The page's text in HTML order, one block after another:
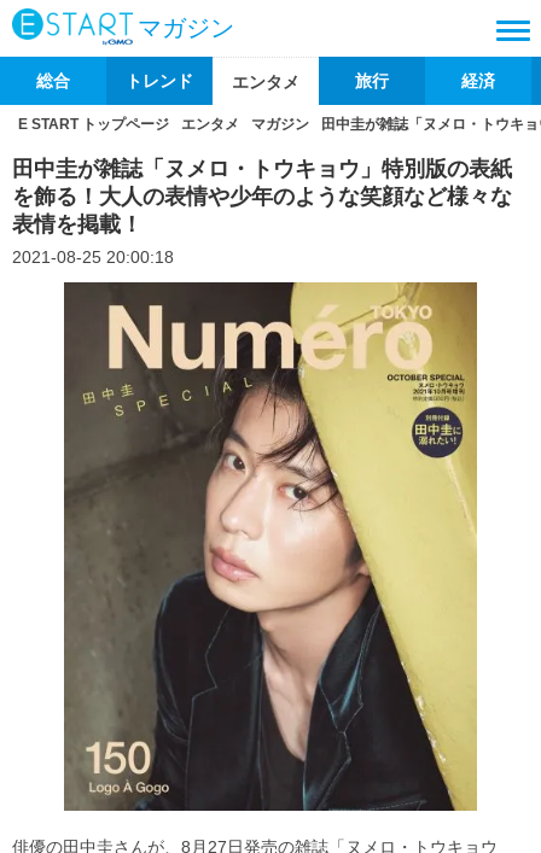
マガジン
総合 トレンド エンタメ 旅行 経済
E START トップページ エンタメ マガジン 田中圭が雑誌「ヌメロ・トウキ
田中圭が雑誌「ヌメロ・トウキョウ」特別版の表紙
を飾る！大人の表情や少年のような笑顔など様々な
表情を掲載！
2021-08-25 20:00:18
俳優の田中圭さんが、8月27日発売の雑誌「ヌメロ・トウキョウ